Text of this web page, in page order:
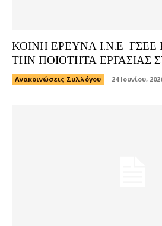
ΚΟΙΝΗ ΕΡΕΥΝΑ Ι.Ν.Ε ΓΣΕΕ
ΤΗΝ ΠΟΙΟΤΗΤΑ ΕΡΓΑΣΙΑΣ
Ανακοινώσεις Συλλόγου 24 Ιουνίου,